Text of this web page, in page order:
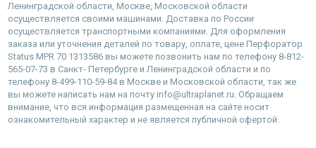
Ленинградской области, Москве, Московской области
осуществляется своими машинами. Доставка по России
осуществляется транспортными компаниями. Для оформления
заказа или уточнения деталей по товару, оплате, цене Перфоратор
Status MPR 70 1313586 вы можете позвонить нам по телефону 8-812-
565-07-73 в Санкт- Петербурге и Ленинградской области и по
телефону 8-499-110-59-84 в Москве и Московской области, так же
вы можете написать нам на почту info@ultraplanet.ru. Обращаем
внимание, что вся информация размещенная на сайте носит
ознакомительный характер и не является публичной офертой.